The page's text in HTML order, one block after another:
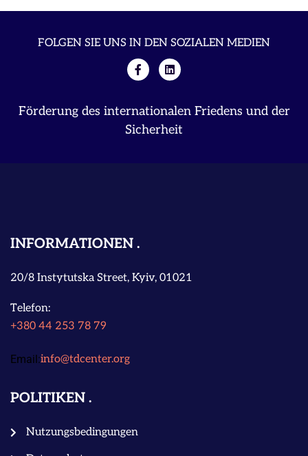
FOLGEN SIE UNS IN DEN SOZIALEN MEDIEN
Förderung des internationalen Friedens und der
Sicherheit
INFORMATIONEN
20/8 Instytutska Street, Kyiv, 01021
Telefon:
+380 44 253 78 79
Email:info@tdcenter.org
POLITIKEN
Nutzungsbedingungen